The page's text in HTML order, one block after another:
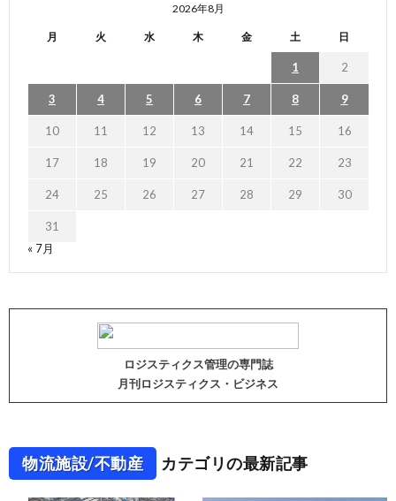
2026年8月
月 火 水 木 金 土 日
1 2
3 4 5 6 7 8 9
10 11 12 13 14 15 16
17 18 19 20 21 22 23
24 25 26 27 28 29 30
31
« 7月
ロジスティクス管理の専門誌
月刊ロジスティクス・ビジネス
物流施設/不動産 カテゴリの最新記事